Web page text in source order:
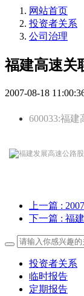
网站首页
投资者关系
公司治理
福建高速关
2007-08-18
600033:福
上一篇 :
下一篇 : 福
投资者关系
临时报告
定期报告